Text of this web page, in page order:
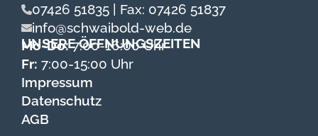
07426 51835 | Fax: 07426 51837
info@schwaibold-web.de
UNSERE ÖFFNUNGSZEITEN
Mo-Do:7:00-16:00 Uhr
Fr: 7:00-15:00 Uhr
Impressum
Datenschutz
AGB